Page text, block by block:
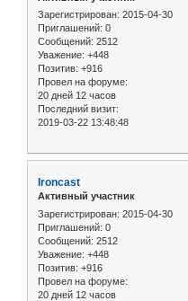
Зарегистрирован: 2015-04-30
Приглашений: 0
Сообщений: 2512
Уважение: +448
Позитив: +916
Провел на форуме:
20 дней 12 часов
Последний визит:
2019-03-22 13:48:48
Ironcast
Активный участник
Зарегистрирован: 2015-04-30
Приглашений: 0
Сообщений: 2512
Уважение: +448
Позитив: +916
Провел на форуме:
20 дней 12 часов